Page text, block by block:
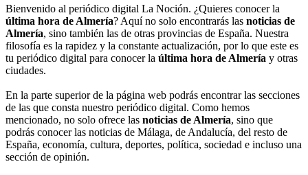
Bienvenido al periódico digital La Noción. ¿Quieres conocer la
última hora de Almería? Aquí no solo encontrarás las noticias de
Almería, sino también las de otras provincias de España. Nuestra
filosofía es la rapidez y la constante actualización, por lo que este es
tu periódico digital para conocer la última hora de Almería y otras
ciudades.
En la parte superior de la página web podrás encontrar las secciones
de las que consta nuestro periódico digital. Como hemos
mencionado, no solo ofrece las noticias de Almería, sino que
podrás conocer las noticias de Málaga, de Andalucía, del resto de
España, economía, cultura, deportes, política, sociedad e incluso una
sección de opinión.